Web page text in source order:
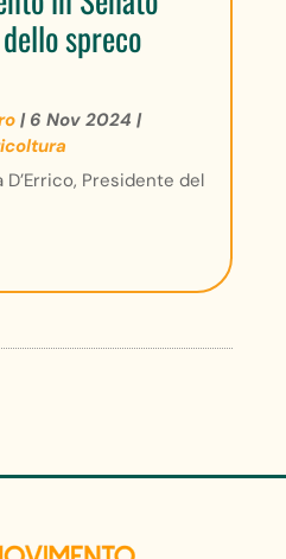
spreco
| 6 Nov 2024 |
Presidente del